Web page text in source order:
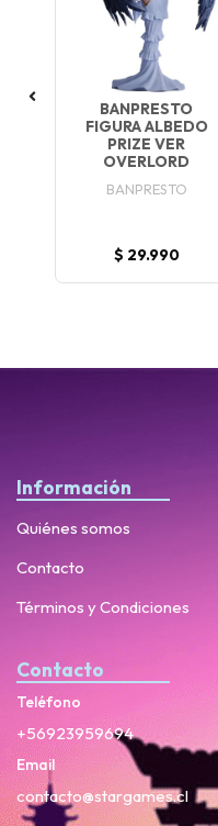
BANPRESTO
FIGURA ALBEDO
PRIZE VER
OVERLORD
BANPRESTO
$ 29.990
Información
Quiénes somos
Contacto
Términos y Condiciones
Contacto
Teléfono
+56923959694
Email
contacto@stargames.cl